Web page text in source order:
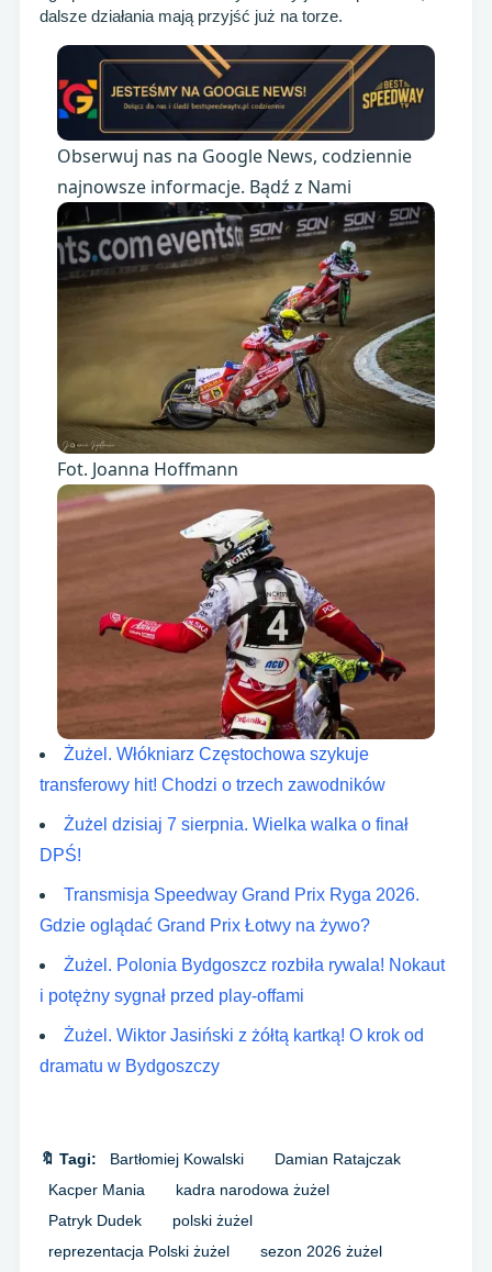
dalsze działania mają przyjść już na torze.
Obserwuj nas na Google News, codziennie
najnowsze informacje. Bądź z Nami
Fot. Joanna Hoffmann
Żużel. Włókniarz Częstochowa szykuje
transferowy hit! Chodzi o trzech zawodników
Żużel dzisiaj 7 sierpnia. Wielka walka o finał
DPŚ!
Transmisja Speedway Grand Prix Ryga 2026.
Gdzie oglądać Grand Prix Łotwy na żywo?
Żużel. Polonia Bydgoszcz rozbiła rywala! Nokaut
i potężny sygnał przed play-offami
Żużel. Wiktor Jasiński z żółtą kartką! O krok od
dramatu w Bydgoszczy
🔖 Tagi: Bartłomiej Kowalski
Damian Ratajczak
Kacper Mania
kadra narodowa żużel
Patryk Dudek
polski żużel
reprezentacja Polski żużel
sezon 2026 żużel